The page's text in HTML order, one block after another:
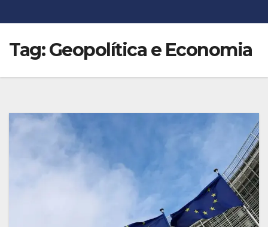
Tag:Geopolítica e Economia